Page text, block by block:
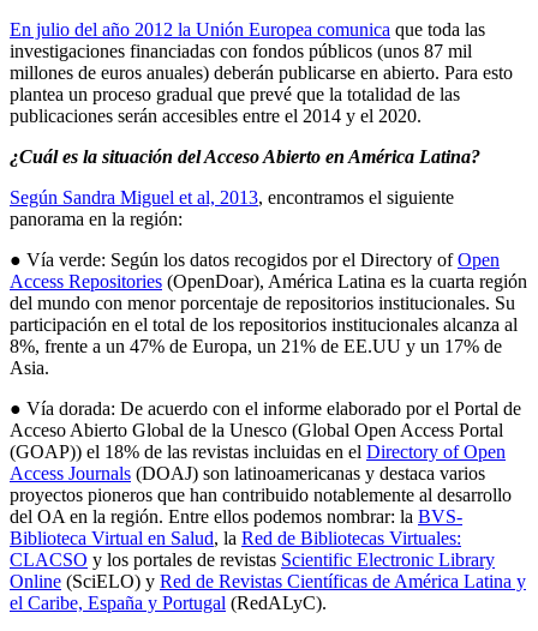
En julio del año 2012 la Unión Europea comunica que toda las
investigaciones financiadas con fondos públicos (unos 87 mil
millones de euros anuales) deberán publicarse en abierto. Para esto
plantea un proceso gradual que prevé que la totalidad de las
publicaciones serán accesibles entre el 2014 y el 2020.
¿Cuál es la situación del Acceso Abierto en América Latina?
Según Sandra Miguel et al, 2013, encontramos el siguiente
panorama en la región:
● Vía verde: Según los datos recogidos por el Directory ofOpen
Access Repositories (OpenDoar), América Latina es la cuarta región
del mundo con menor porcentaje de repositorios institucionales. Su
participación en el total de los repositorios institucionales alcanza al
8%, frente a un 47% de Europa, un 21% de EE.UU y un 17% de
Asia.
● Vía dorada: De acuerdo con el informe elaborado por el Portal de
Acceso Abierto Global de la Unesco (Global Open Access Portal
(GOAP)) el 18% de las revistas incluidas en el Directory of Open
Access Journals (DOAJ) son latinoamericanas y destaca varios
proyectos pioneros que han contribuido notablemente al desarrollo
del OA en la región. Entre ellos podemos nombrar: la BVS-
Biblioteca Virtual en Salud, la Red de Bibliotecas Virtuales:
CLACSO y los portales de revistas Scientific Electronic Library
Online (SciELO) y Red de Revistas Científicas de América Latina y
el Caribe, España y Portugal (RedALyC).